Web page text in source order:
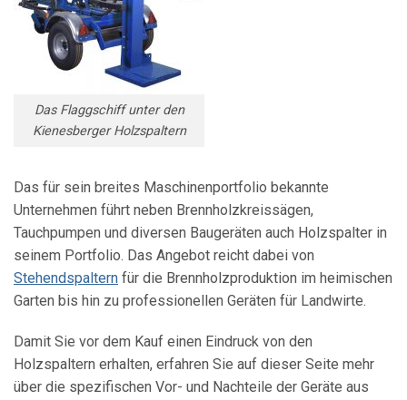
Das Flaggschiff unter den
Kienesberger Holzspaltern
Das für sein breites Maschinenportfolio bekannte
Unternehmen führt neben Brennholzkreissägen,
Tauchpumpen und diversen Baugeräten auch Holzspalter in
seinem Portfolio. Das Angebot reicht dabei von
Stehendspaltern für die Brennholzproduktion im heimischen
Garten bis hin zu professionellen Geräten für Landwirte.
Damit Sie vor dem Kauf einen Eindruck von den
Holzspaltern erhalten, erfahren Sie auf dieser Seite mehr
über die spezifischen Vor- und Nachteile der Geräte aus